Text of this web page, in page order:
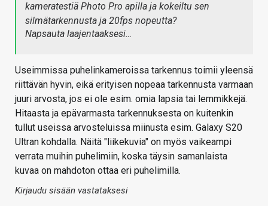
kameratestiä Photo Pro apilla ja kokeiltu sen
silmätarkennusta ja 20fps nopeutta?
Napsauta laajentaaksesi…
Useimmissa puhelinkameroissa tarkennus toimii yleensä
riittävän hyvin, eikä erityisen nopeaa tarkennusta varmaan
juuri arvosta, jos ei ole esim. omia lapsia tai lemmikkejä.
Hitaasta ja epävarmasta tarkennuksesta on kuitenkin
tullut useissa arvosteluissa miinusta esim. Galaxy S20
Ultran kohdalla. Näitä "liikekuvia" on myös vaikeampi
verrata muihin puhelimiin, koska täysin samanlaista
kuvaa on mahdoton ottaa eri puhelimilla.
Kirjaudu sisään vastataksesi